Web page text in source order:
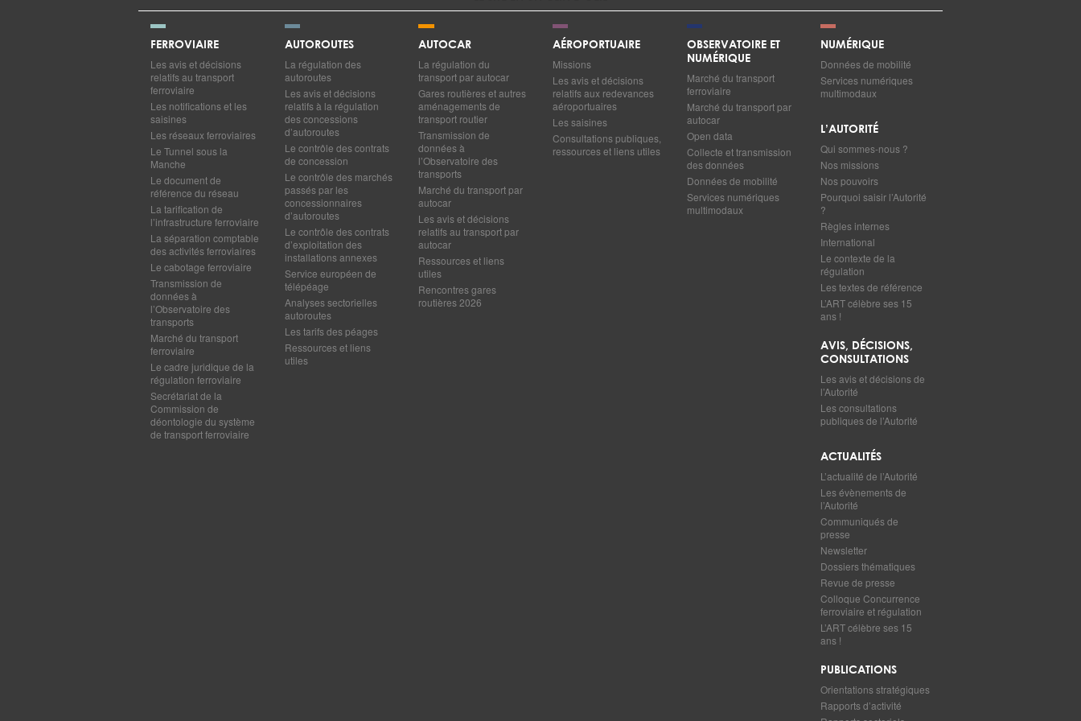
FERROVIAIRE
Les avis et décisions
relatifs au transport
ferroviaire
Les notifications et les
saisines
Les réseaux ferroviaires
Le Tunnel sous la
Manche
Le document de
référence du réseau
La tarification de
l’infrastructure ferroviaire
La séparation comptable
des activités ferroviaires
Le cabotage ferroviaire
Transmission de
données à
l’Observatoire des
transports
Marché du transport
ferroviaire
Le cadre juridique de la
régulation ferroviaire
Secrétariat de la
Commission de
déontologie du système
de transport ferroviaire
AUTOROUTES
La régulation des
autoroutes
Les avis et décisions
relatifs à la régulation
des concessions
d’autoroutes
Le contrôle des contrats
de concession
Le contrôle des marchés
passés par les
concessionnaires
d’autoroutes
Le contrôle des contrats
d’exploitation des
installations annexes
Service européen de
télépéage
Analyses sectorielles
autoroutes
Les tarifs des péages
Ressources et liens
utiles
AUTOCAR
La régulation du
transport par autocar
Gares routières et autres
aménagements de
transport routier
Transmission de
données à
l’Observatoire des
transports
Marché du transport par
autocar
Les avis et décisions
relatifs au transport par
autocar
Ressources et liens
utiles
Rencontres gares
routières 2026
AÉROPORTUAIRE
Missions
Les avis et décisions
relatifs aux redevances
aéroportuaires
Les saisines
Consultations publiques,
ressources et liens utiles
OBSERVATOIRE ET
NUMÉRIQUE
Marché du transport
ferroviaire
Marché du transport par
autocar
Open data
Collecte et transmission
des données
Données de mobilité
Services numériques
multimodaux
NUMÉRIQUE
Données de mobilité
Services numériques
multimodaux
L’AUTORITÉ
Qui sommes-nous ?
Nos missions
Nos pouvoirs
Pourquoi saisir l’Autorité
?
Règles internes
International
Le contexte de la
régulation
Les textes de référence
L’ART célèbre ses 15
ans !
AVIS, DÉCISIONS,
CONSULTATIONS
Les avis et décisions de
l’Autorité
Les consultations
publiques de l’Autorité
ACTUALITÉS
L’actualité de l’Autorité
Les évènements de
l’Autorité
Communiqués de
presse
Newsletter
Dossiers thématiques
Revue de presse
Colloque Concurrence
ferroviaire et régulation
L’ART célèbre ses 15
ans !
PUBLICATIONS
Orientations stratégiques
Rapports d’activité